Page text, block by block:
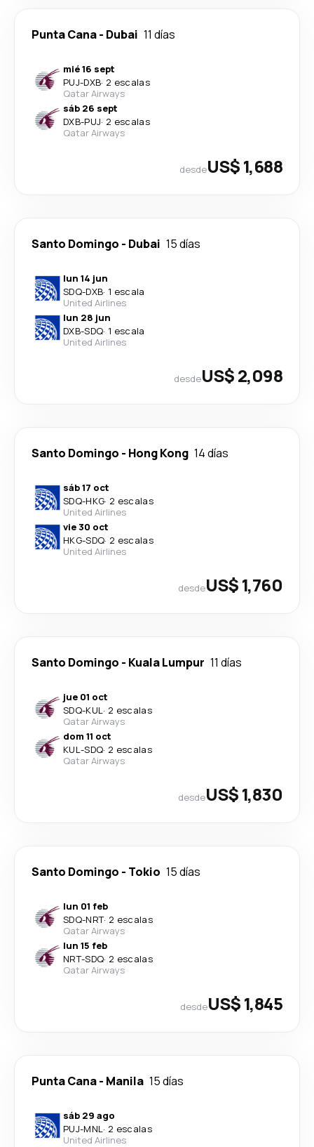
Punta Cana- Dubai 11 días
mié 16 sept
PUJ-DXB· 2 escalas
Qatar Airways
sáb 26 sept
DXB-PUJ· 2 escalas
Qatar Airways
desdeUS$ 1,688
Santo Domingo - Dubai 15 días
lun 14 jun
SDQ-DXB· 1 escala
United Airlines
lun 28 jun
DXB-SDQ· 1 escala
United Airlines
desdeUS$ 2,098
Santo Domingo - Hong Kong 14 días
sáb 17 oct
SDQ-HKG· 2 escalas
United Airlines
vie 30 oct
HKG-SDQ· 2 escalas
United Airlines
desdeUS$ 1,760
Santo Domingo - Kuala Lumpur 11 días
jue 01 oct
SDQ-KUL· 2 escalas
Qatar Airways
dom 11 oct
KUL-SDQ· 2 escalas
Qatar Airways
desdeUS$ 1,830
Santo Domingo - Tokio 15 días
lun 01 feb
SDQ-NRT· 2 escalas
Qatar Airways
lun 15 feb
NRT-SDQ· 2 escalas
Qatar Airways
desdeUS$ 1,845
Punta Cana- Manila 15 días
sáb 29 ago
PUJ-MNL· 2 escalas
United Airlines